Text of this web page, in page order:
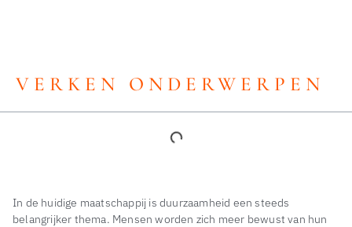
VERKEN ONDERWERPEN
In de huidige maatschappij is duurzaamheid een steeds
belangrijker thema. Mensen worden zich meer bewust van hun